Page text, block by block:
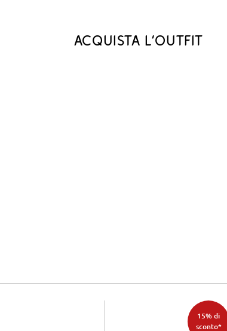
Acquista l‘outfit
15% di
sconto*